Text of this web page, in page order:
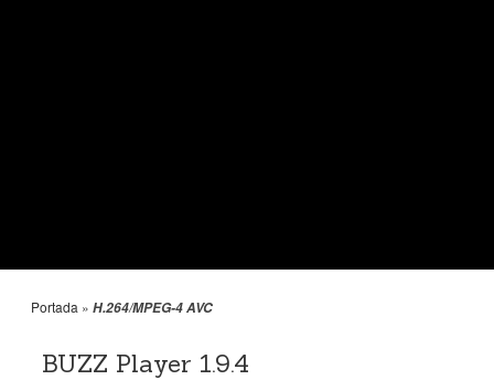
Portada » H.264/MPEG-4 AVC
BUZZ Player 1.9.4